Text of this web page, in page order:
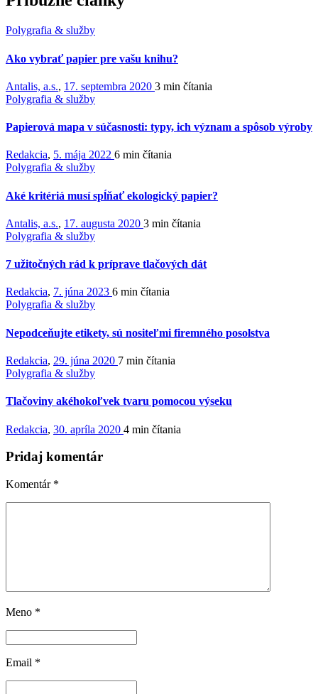
Polygrafia & služby
Ako vybrať papier pre vašu knihu?
Antalis, a.s., 17. septembra 2020 3 min čítania
Polygrafia & služby
Papierová mapa v súčasnosti: typy, ich význam a spôsob výroby
Redakcia, 5. mája 2022 6 min čítania
Polygrafia & služby
Aké kritériá musí spĺňať ekologický papier?
Antalis, a.s., 17. augusta 2020 3 min čítania
Polygrafia & služby
7 užitočných rád k príprave tlačových dát
Redakcia, 7. júna 2023 6 min čítania
Polygrafia & služby
Nepodceňujte etikety, sú nositeľmi firemného posolstva
Redakcia, 29. júna 2020 7 min čítania
Polygrafia & služby
Tlačoviny akéhokoľvek tvaru pomocou výseku
Redakcia, 30. apríla 2020 4 min čítania
Pridaj komentár
Komentár *
Meno *
Email *